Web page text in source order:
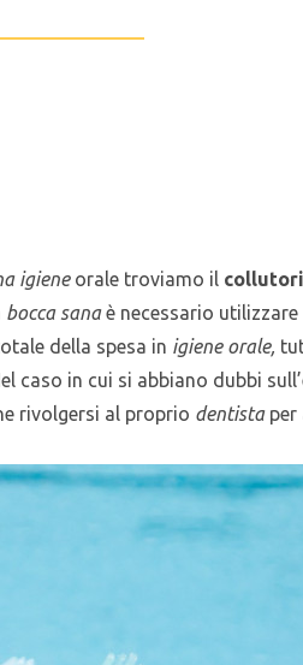
igieneorale troviamo il
bocca sanaè necessario utilizzare
della spesa in igiene orale,
caso in cui si abbiano dubbi
rivolgersi al proprio dentistaper